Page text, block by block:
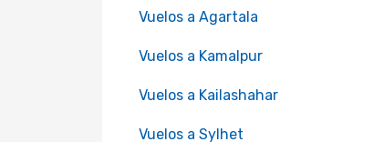
Vuelos a Agartala
Vuelos a Kamalpur
Vuelos a Kailashahar
Vuelos a Sylhet